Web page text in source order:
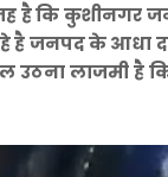
है कि
है जनपद के आधा
लाजमी है कि